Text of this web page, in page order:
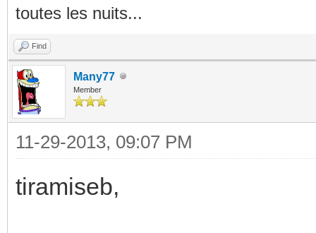
toutes les nuits...
Find
Many77
Member
11-29-2013, 09:07 PM
tiramiseb,